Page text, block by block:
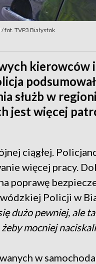
fot. TVP3 Białystok
kierowców
służb w
jest więcej
ciągłej.
więcej pracy.
poprawę
Policji w
dużo pewniej, ale
mocniej naciskali
w